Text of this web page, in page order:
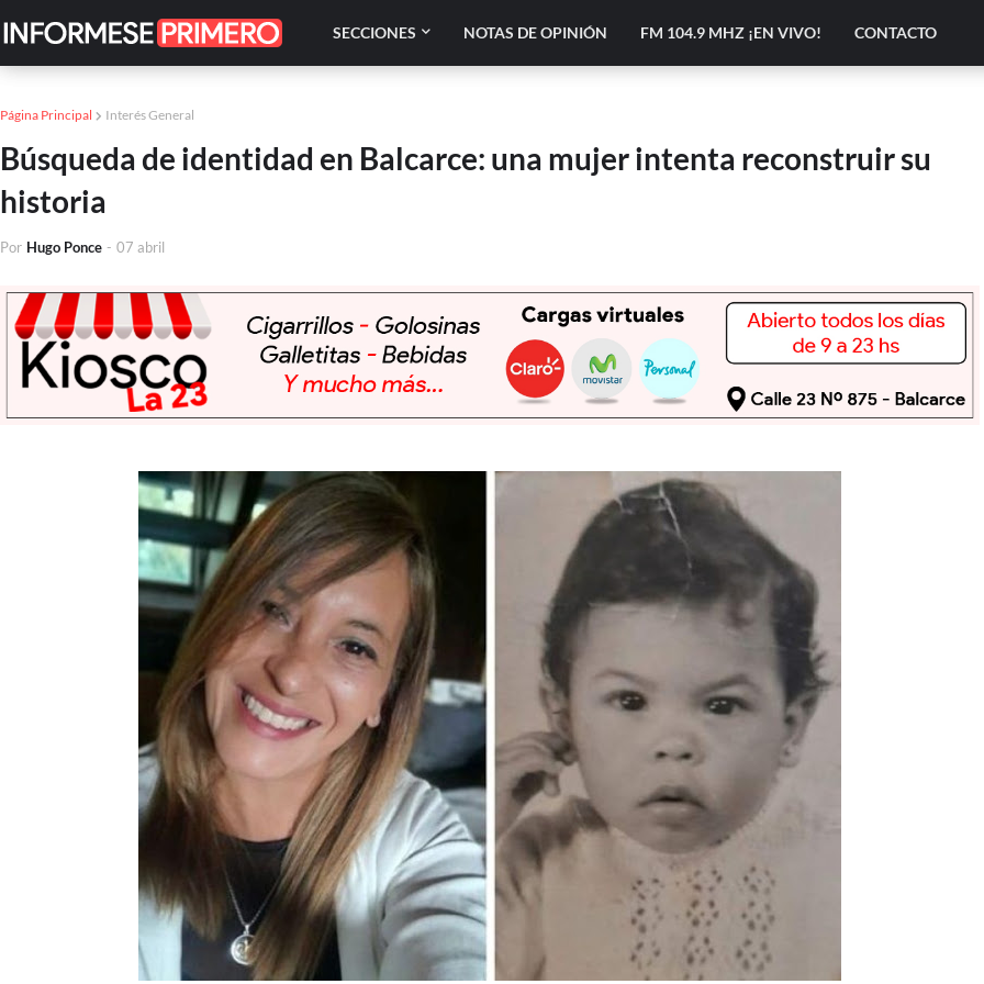
SECCIONES NOTAS DE OPINIÓN FM 104.9 MHZ ¡EN VIVO! CONTACTO
Página Principal Interés General
Búsqueda de identidad en Balcarce: una mujer intenta reconstruir su
historia
Por Hugo Ponce - 07 abril